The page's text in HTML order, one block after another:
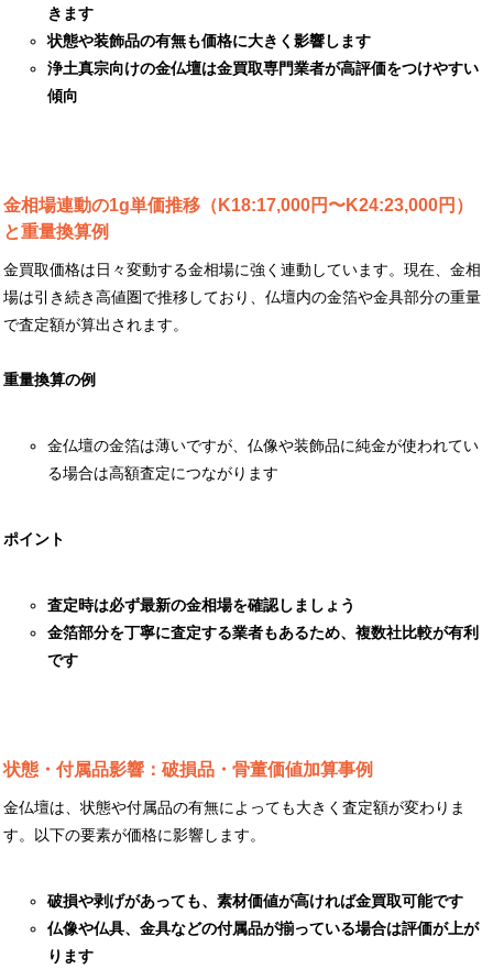
きます
状態や装飾品の有無も価格に大きく影響します
浄土真宗向けの金仏壇は金買取専門業者が高評価をつけやすい
傾向
金相場連動の1g単価推移（K18:17,000円〜K24:23,000円）
と重量換算例
金買取価格は日々変動する金相場に強く連動しています。現在、金相
場は引き続き高値圏で推移しており、仏壇内の金箔や金具部分の重量
で査定額が算出されます。
重量換算の例
金仏壇の金箔は薄いですが、仏像や装飾品に純金が使われてい
る場合は高額査定につながります
ポイント
査定時は必ず最新の金相場を確認しましょう
金箔部分を丁寧に査定する業者もあるため、複数社比較が有利
です
状態・付属品影響：破損品・骨董価値加算事例
金仏壇は、状態や付属品の有無によっても大きく査定額が変わりま
す。以下の要素が価格に影響します。
破損や剥げがあっても、素材価値が高ければ金買取可能です
仏像や仏具、金具などの付属品が揃っている場合は評価が上が
ります